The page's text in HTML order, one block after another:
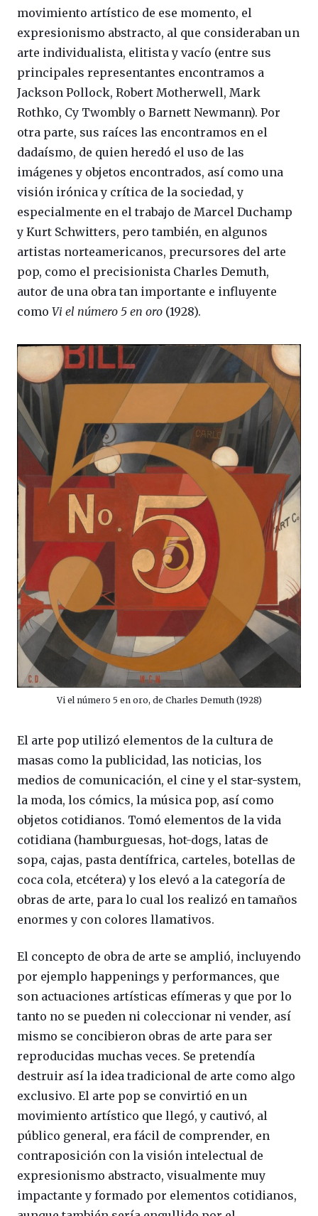
movimiento artístico de ese momento, el
expresionismo abstracto, al que consideraban un
arte individualista, elitista y vacío (entre sus
principales representantes encontramos a
Jackson Pollock, Robert Motherwell, Mark
Rothko, Cy Twombly o Barnett Newmann). Por
otra parte, sus raíces las encontramos en el
dadaísmo, de quien heredó el uso de las
imágenes y objetos encontrados, así como una
visión irónica y crítica de la sociedad, y
especialmente en el trabajo de Marcel Duchamp
y Kurt Schwitters, pero también, en algunos
artistas norteamericanos, precursores del arte
pop, como el precisionista Charles Demuth,
autor de una obra tan importante e influyente
como Vi el número 5 en oro (1928).
Vi el número 5 en oro, de Charles Demuth (1928)
El arte pop utilizó elementos de la cultura de
masas como la publicidad, las noticias, los
medios de comunicación, el cine y el star-system,
la moda, los cómics, la música pop, así como
objetos cotidianos. Tomó elementos de la vida
cotidiana (hamburguesas, hot-dogs, latas de
sopa, cajas, pasta dentífrica, carteles, botellas de
coca cola, etcétera) y los elevó a la categoría de
obras de arte, para lo cual los realizó en tamaños
enormes y con colores llamativos.
El concepto de obra de arte se amplió, incluyendo
por ejemplo happenings y performances, que
son actuaciones artísticas efímeras y que por lo
tanto no se pueden ni coleccionar ni vender, así
mismo se concibieron obras de arte para ser
reproducidas muchas veces. Se pretendía
destruir así la idea tradicional de arte como algo
exclusivo. El arte pop se convirtió en un
movimiento artístico que llegó, y cautivó, al
público general, era fácil de comprender, en
contraposición con la visión intelectual de
expresionismo abstracto, visualmente muy
impactante y formado por elementos cotidianos,